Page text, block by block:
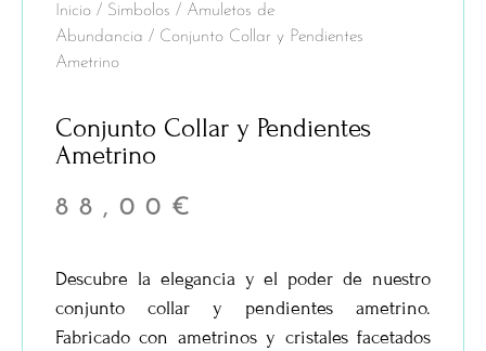
Inicio / Simbolos / Amuletos de
Abundancia / Conjunto Collar y Pendientes
Ametrino
Conjunto Collar y Pendientes
Ametrino
88,00 €
Descubre la elegancia y el poder de nuestro
conjunto collar y pendientes ametrino.
Fabricado con ametrinos y cristales facetados